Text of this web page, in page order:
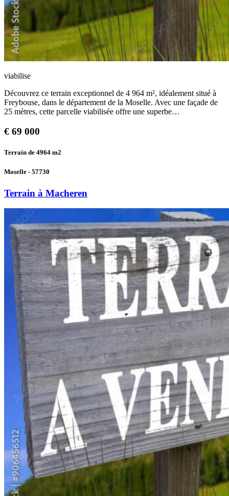
viabilise
Découvrez ce terrain exceptionnel de 4 964 m², idéalement situé à
Freybouse, dans le département de la Moselle. Avec une façade de
25 mètres, cette parcelle viabilisée offre une superbe…
€ 69 000
Terrain de 4964 m2
Moselle - 57730
Terrain à Macheren